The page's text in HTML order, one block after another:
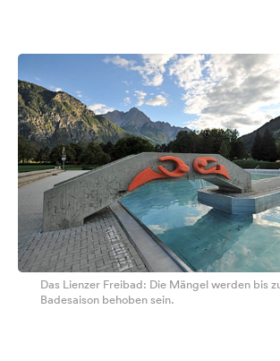
Das Lienzer Freibad: Die Mängel werden bis
Badesaison behoben sein.